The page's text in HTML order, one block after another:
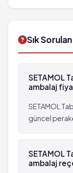
Sık
SETAMOL
ambalaj
SETAMOL
güncel
SETAMOL
ambalaj